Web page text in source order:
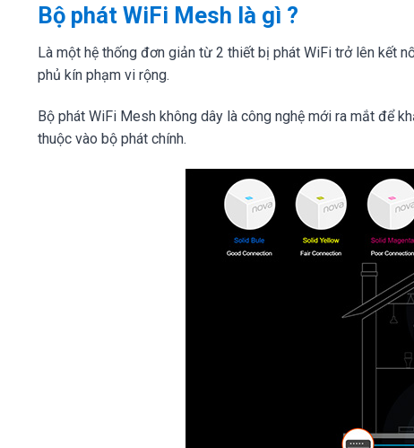
Bộ phát WiFi Mesh là gì ?
Là một hệ thống đơn giản từ 2 thiết bị phát WiFi trở lên kết
phủ kín phạm vi rộng.
Bộ phát WiFi Mesh không dây là công nghệ mới ra mắt để
thuộc vào bộ phát chính.